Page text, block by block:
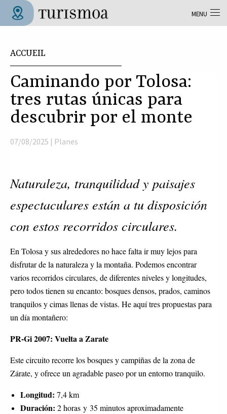
Aller au contenu principal
ACCUEIL
Caminando por Tolosa:
tres rutas únicas para
descubrir por el monte
07/08/2025 | Planes
Naturaleza, tranquilidad y paisajes
espectaculares están a tu disposición
con estos recorridos circulares.
En Tolosa y sus alrededores no hace falta ir muy lejos para
disfrutar de la naturaleza y la montaña. Podemos encontrar
varios recorridos circulares, de diferentes niveles y longitudes,
pero todos tienen su encanto: bosques densos, prados, caminos
tranquilos y cimas llenas de vistas. He aquí tres propuestas para
un día montañero:
PR-Gi 2007: Vuelta a Zarate
Este circuito recorre los bosques y campiñas de la zona de
Zárate, y ofrece un agradable paseo por un entorno tranquilo.
Longitud: 7,4 km
Duración: 2 horas y 35 minutos aproximadamente
MENU